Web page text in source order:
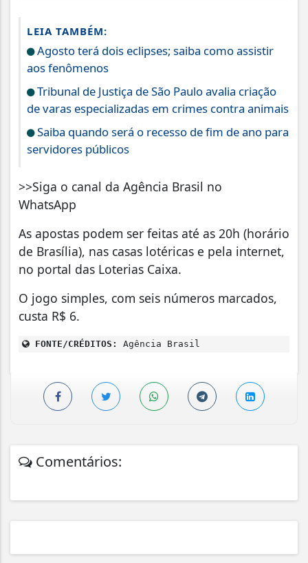
LEIA TAMBÉM:
Agosto terá dois eclipses; saiba como assistir
aos fenômenos
Tribunal de Justiça de São Paulo avalia criação
de varas especializadas em crimes contra animais
Saiba quando será o recesso de fim de ano para
servidores públicos
>>Siga o canal da Agência Brasil no
WhatsApp
As apostas podem ser feitas até as 20h (horário
de Brasília), nas casas lotéricas e pela internet,
no portal das Loterias Caixa.
O jogo simples, com seis números marcados,
custa R$ 6.
FONTE/CRÉDITOS: Agência Brasil
Comentários: